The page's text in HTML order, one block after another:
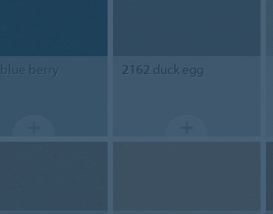
berry 2162 duck egg